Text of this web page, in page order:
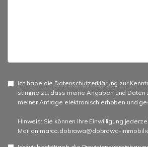
Ich habe die Datenschutzerklärung zur
stimme zu, dass meine Angaben und Daten
meiner Anfrage elektronisch erhoben und
Hinweis: Sie können Ihre Einwilligung
Mail an marco.dobrawa@dobrawa-